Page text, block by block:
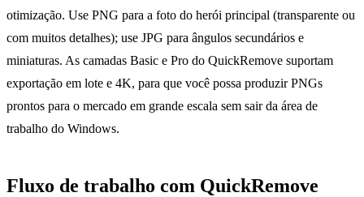
otimização. Use PNG para a foto do herói principal (transparente ou
com muitos detalhes); use JPG para ângulos secundários e
miniaturas. As camadas Basic e Pro do QuickRemove suportam
exportação em lote e 4K, para que você possa produzir PNGs
prontos para o mercado em grande escala sem sair da área de
trabalho do Windows.
Fluxo de trabalho com QuickRemove